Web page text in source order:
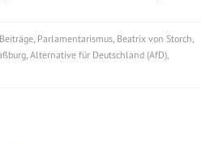
Parlamentarismus Beatrix von Storch
Alternative für Deutschland (AfD)